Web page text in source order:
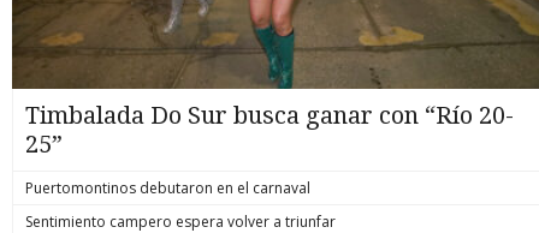
Timbalada Do Sur busca ganar con “Río 20-
25”
Puertomontinos debutaron en el carnaval
Sentimiento campero espera volver a triunfar